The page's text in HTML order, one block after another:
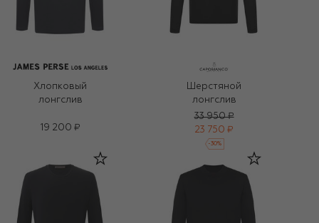
Хлопковый
лонгслив
19 200 ₽
Шерстяной
лонгслив
33 950 ₽
23 750 ₽
-30%